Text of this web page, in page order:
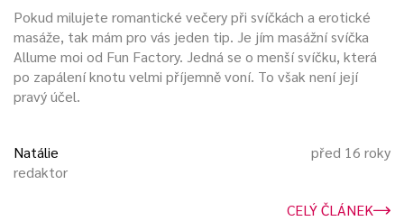
Pokud milujete romantické večery při svíčkách a erotické
masáže, tak mám pro vás jeden tip. Je jím masážní svíčka
Allume moi od Fun Factory. Jedná se o menší svíčku, která
po zapálení knotu velmi příjemně voní. To však není její
pravý účel.
Natálie
redaktor
před 16 roky
CELÝ ČLÁNEK